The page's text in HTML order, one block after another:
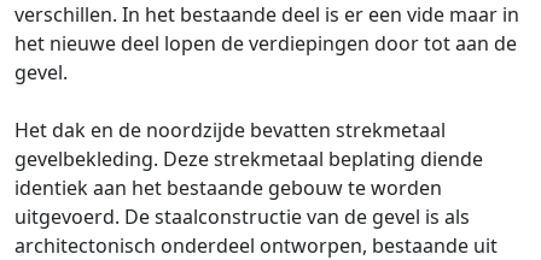
verschillen. In het bestaande deel is er een vide maar in
het nieuwe deel lopen de verdiepingen door tot aan de
gevel.
Het dak en de noordzijde bevatten strekmetaal
gevelbekleding. Deze strekmetaal beplating diende
identiek aan het bestaande gebouw te worden
uitgevoerd. De staalconstructie van de gevel is als
architectonisch onderdeel ontworpen, bestaande uit